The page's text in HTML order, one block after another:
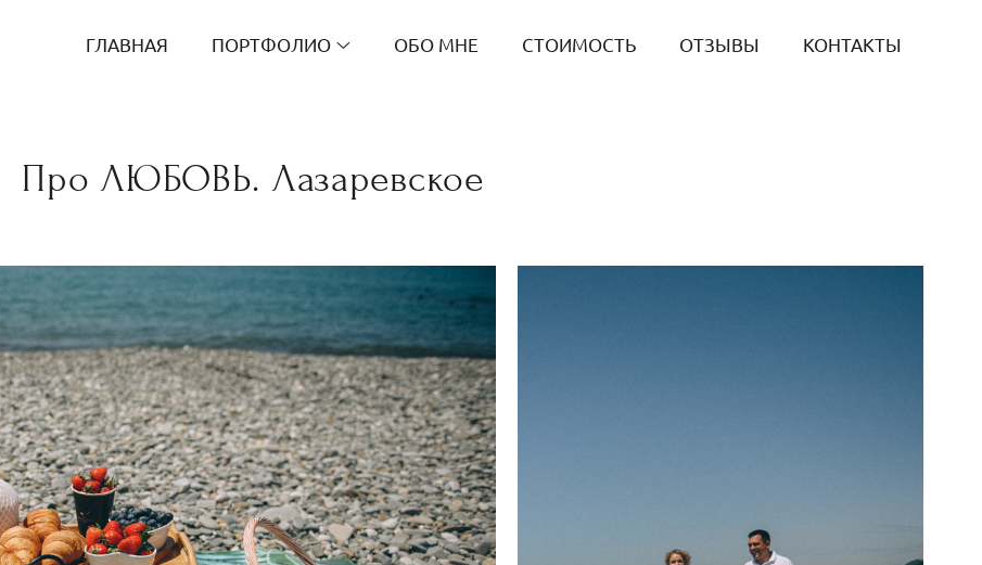
ГЛАВНАЯ ПОРТФОЛИО ОБО МНЕ СТОИМОСТЬ ОТЗЫВЫ КОНТАКТЫ
Про ЛЮБОВЬ. Лазаревское